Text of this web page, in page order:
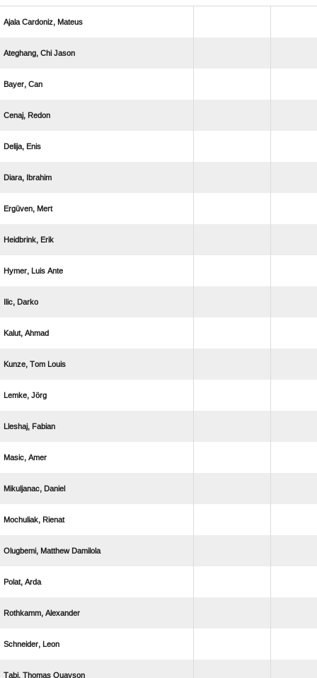
  
  
 
 
 
 
 
 
  
 
 
  
 
 
 
 
 
  
 
 
 
  